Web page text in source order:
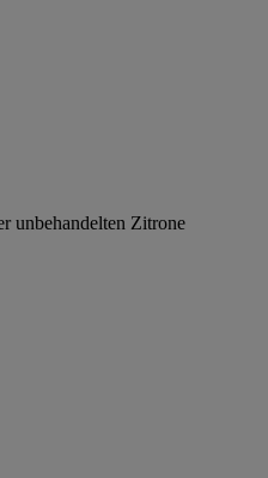
unbehandelten Zitrone